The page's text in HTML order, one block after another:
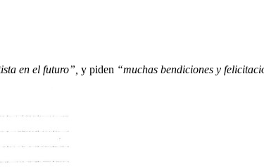
en el futuro”, y piden “muchas bendiciones y